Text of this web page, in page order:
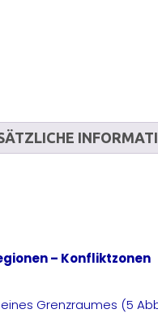
– Konfliktzonen
Grenzraumes (5